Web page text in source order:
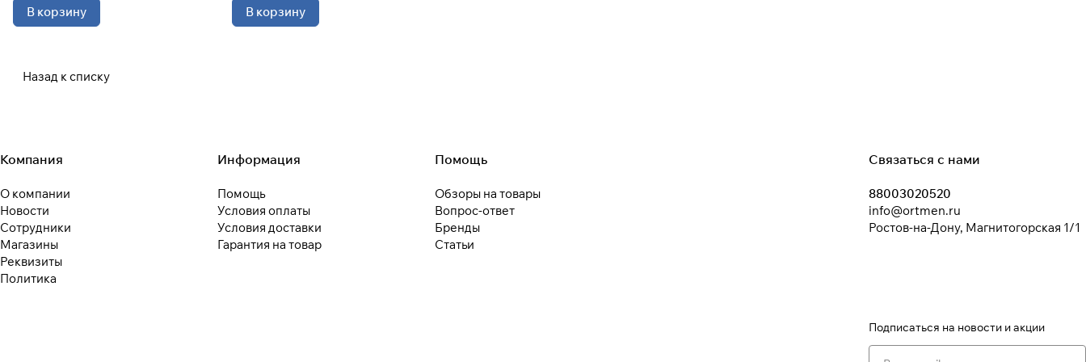
В корзину В корзину
Назад к списку
Компания
О компании
Новости
Сотрудники
Магазины
Реквизиты
Политика
Информация
Помощь
Условия оплаты
Условия доставки
Гарантия на товар
Помощь
Обзоры на товары
Вопрос-ответ
Бренды
Статьи
Связаться с нами
88003020520
info@ortmen.ru
Ростов-на-Дону, Магнитогорская 1/1
Подписаться на новости и акции